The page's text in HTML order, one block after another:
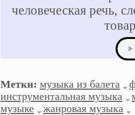
человеческая речь,
Метки: музыка из балета
инструментальная музыка
музыке
жанровая музыка